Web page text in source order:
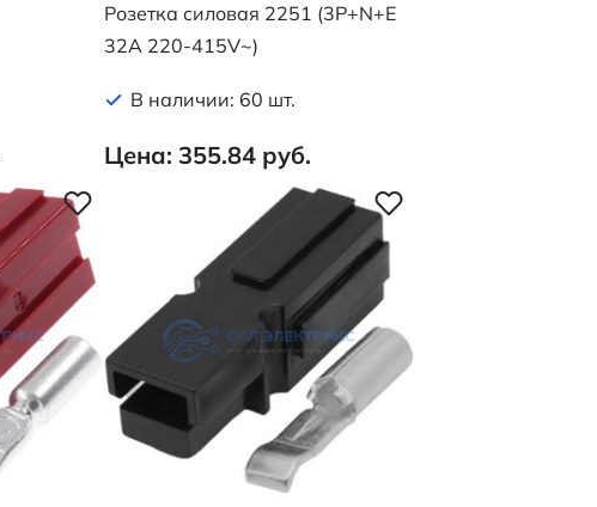
Розетка силовая 2251 (3P+N+E
32A 220-415V~)
В наличии: 60 шт.
Цена: 355.84 руб.